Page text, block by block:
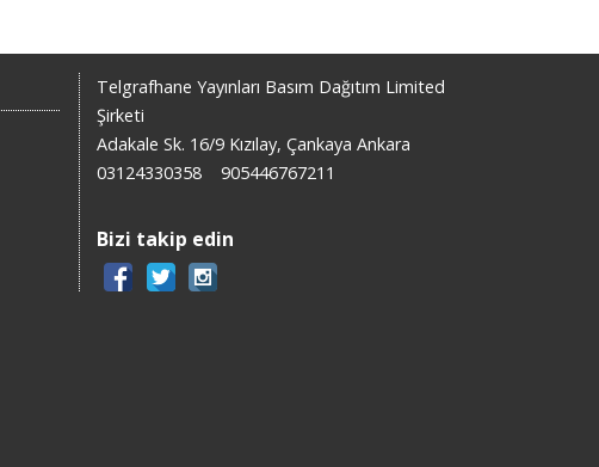
Telgrafhane Yayınları Basım Dağıtım Limited
Şirketi
Adakale Sk. 16/9 Kızılay, Çankaya Ankara
03124330358
905446767211
Bizi takip edin